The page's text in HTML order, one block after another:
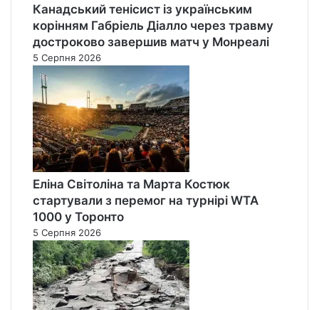
Канадський тенісист із українським
корінням Габріель Діалло через травму
достроково завершив матч у Монреалі
5 Серпня 2026
Еліна Світоліна та Марта Костюк
стартували з перемог на турнірі WTA
1000 у Торонто
5 Серпня 2026